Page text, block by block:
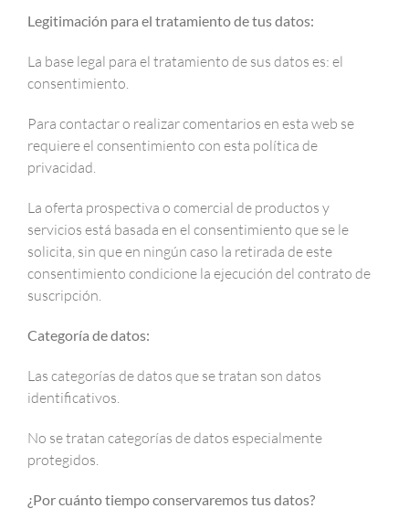
Legitimación para el tratamiento de tus datos:
La base legal para el tratamiento de sus datos es: el
consentimiento.
Para contactar o realizar comentarios en esta web se
requiere el consentimiento con esta política de
privacidad.
La oferta prospectiva o comercial de productos y
servicios está basada en el consentimiento que se le
solicita, sin que en ningún caso la retirada de este
consentimiento condicione la ejecución del contrato de
suscripción.
Categoría de datos:
Las categorías de datos que se tratan son datos
identificativos.
No se tratan categorías de datos especialmente
protegidos.
¿Por cuánto tiempo conservaremos tus datos?